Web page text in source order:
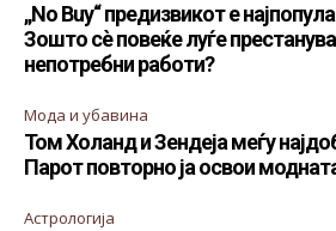
„No Buy“ предизвикот е
Зошто сè повеќе луѓе
непотребни работи?
Мода и убавина
Том Холанд и Зендеја меѓу
Парот повторно ја освои
Астрологија